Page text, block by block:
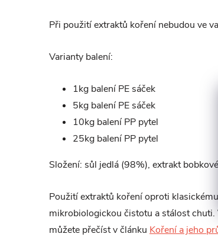
Při použití extraktů koření nebudou ve
Varianty balení:
1kg balení PE sáček
5kg balení PE sáček
10kg balení PP pytel
25kg balení PP pytel
Složení: sůl jedlá (98%), extrakt
Použití extraktů koření oproti
mikrobiologickou čistotu a stálost
můžete přečíst v článku Koření a jeho